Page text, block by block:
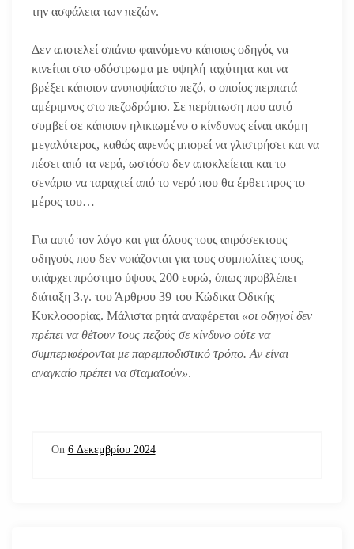
την ασφάλεια των πεζών.
Δεν αποτελεί σπάνιο φαινόμενο κάποιος οδηγός να
κινείται στο οδόστρωμα με υψηλή ταχύτητα και να
βρέξει κάποιον ανυποψίαστο πεζό, ο οποίος περπατά
αμέριμνος στο πεζοδρόμιο. Σε περίπτωση που αυτό
συμβεί σε κάποιον ηλικιωμένο ο κίνδυνος είναι ακόμη
μεγαλύτερος, καθώς αφενός μπορεί να γλιστρήσει και να
πέσει από τα νερά, ωστόσο δεν αποκλείεται και το
σενάριο να ταραχτεί από το νερό που θα έρθει προς το
μέρος του…
Για αυτό τον λόγο και για όλους τους απρόσεκτους
οδηγούς που δεν νοιάζονται για τους συμπολίτες τους,
υπάρχει πρόστιμο ύψους 200 ευρώ, όπως προβλέπει
διάταξη 3.γ. του Άρθρου 39 του Κώδικα Οδικής
Κυκλοφορίας. Μάλιστα ρητά αναφέρεται «οι οδηγοί δεν
πρέπει να θέτουν τους πεζούς σε κίνδυνο ούτε να
συμπεριφέρονται με παρεμποδιστικό τρόπο. Αν είναι
αναγκαίο πρέπει να σταματούν».
On 6 Δεκεμβρίου 2024